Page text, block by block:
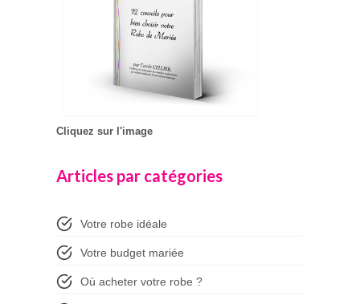
Cliquez sur l'image
Articles par catégories
Votre robe idéale
Votre budget mariée
Où acheter votre robe ?